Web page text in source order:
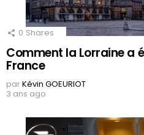
0 Shares
Comment la Lorraine a
France
parKévin GOEURIOT
3 ans ago